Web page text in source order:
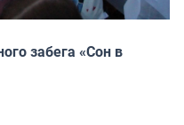
забега «Сон в